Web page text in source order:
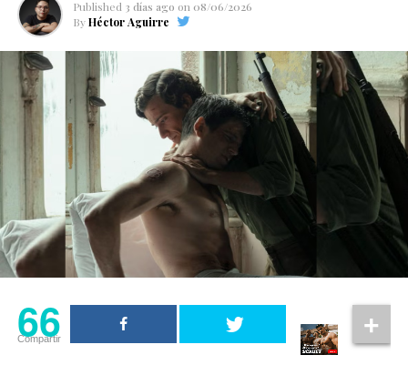
Published 3 días ago on 08/06/2026
By Héctor Aguirre
66
Compartir